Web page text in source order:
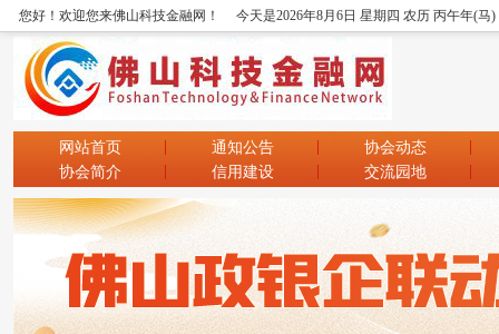
您好！欢迎您来佛山科技金融网！ 今天是2026年8月6日 星期四 农历 丙午年(马
网站首页 通知公告
协会动态
协会简介
信用建设 交流园地